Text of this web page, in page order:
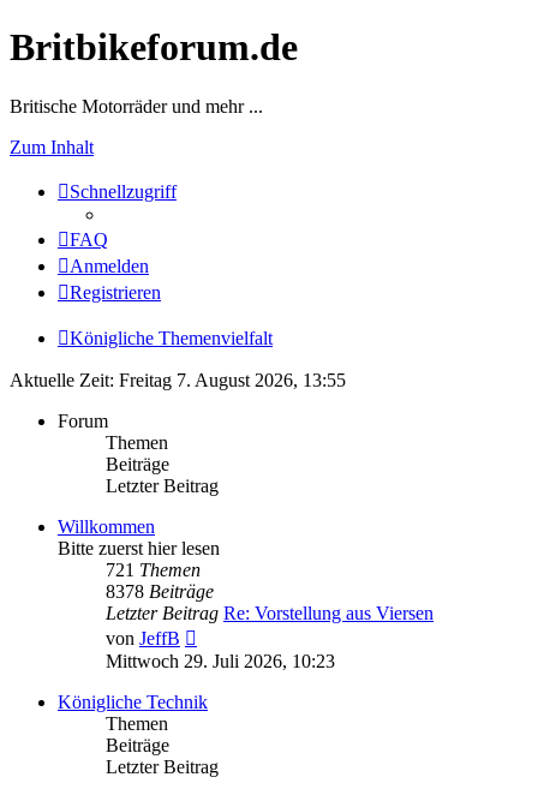
Britbikeforum.de
Britische Motorräder und mehr ...
Zum Inhalt
Schnellzugriff
FAQ
Anmelden
Registrieren
Königliche Themenvielfalt
Aktuelle Zeit: Freitag 7. August 2026, 13:55
Forum
Themen
Beiträge
Letzter Beitrag
Willkommen
Bitte zuerst hier lesen
721 Themen
8378 Beiträge
Letzter Beitrag Re: Vorstellung aus Viersen
von JeffB
Beitrag
Mittwoch 29. Juli 2026, 10:23
Königliche Technik
Themen
Beiträge
Letzter Beitrag